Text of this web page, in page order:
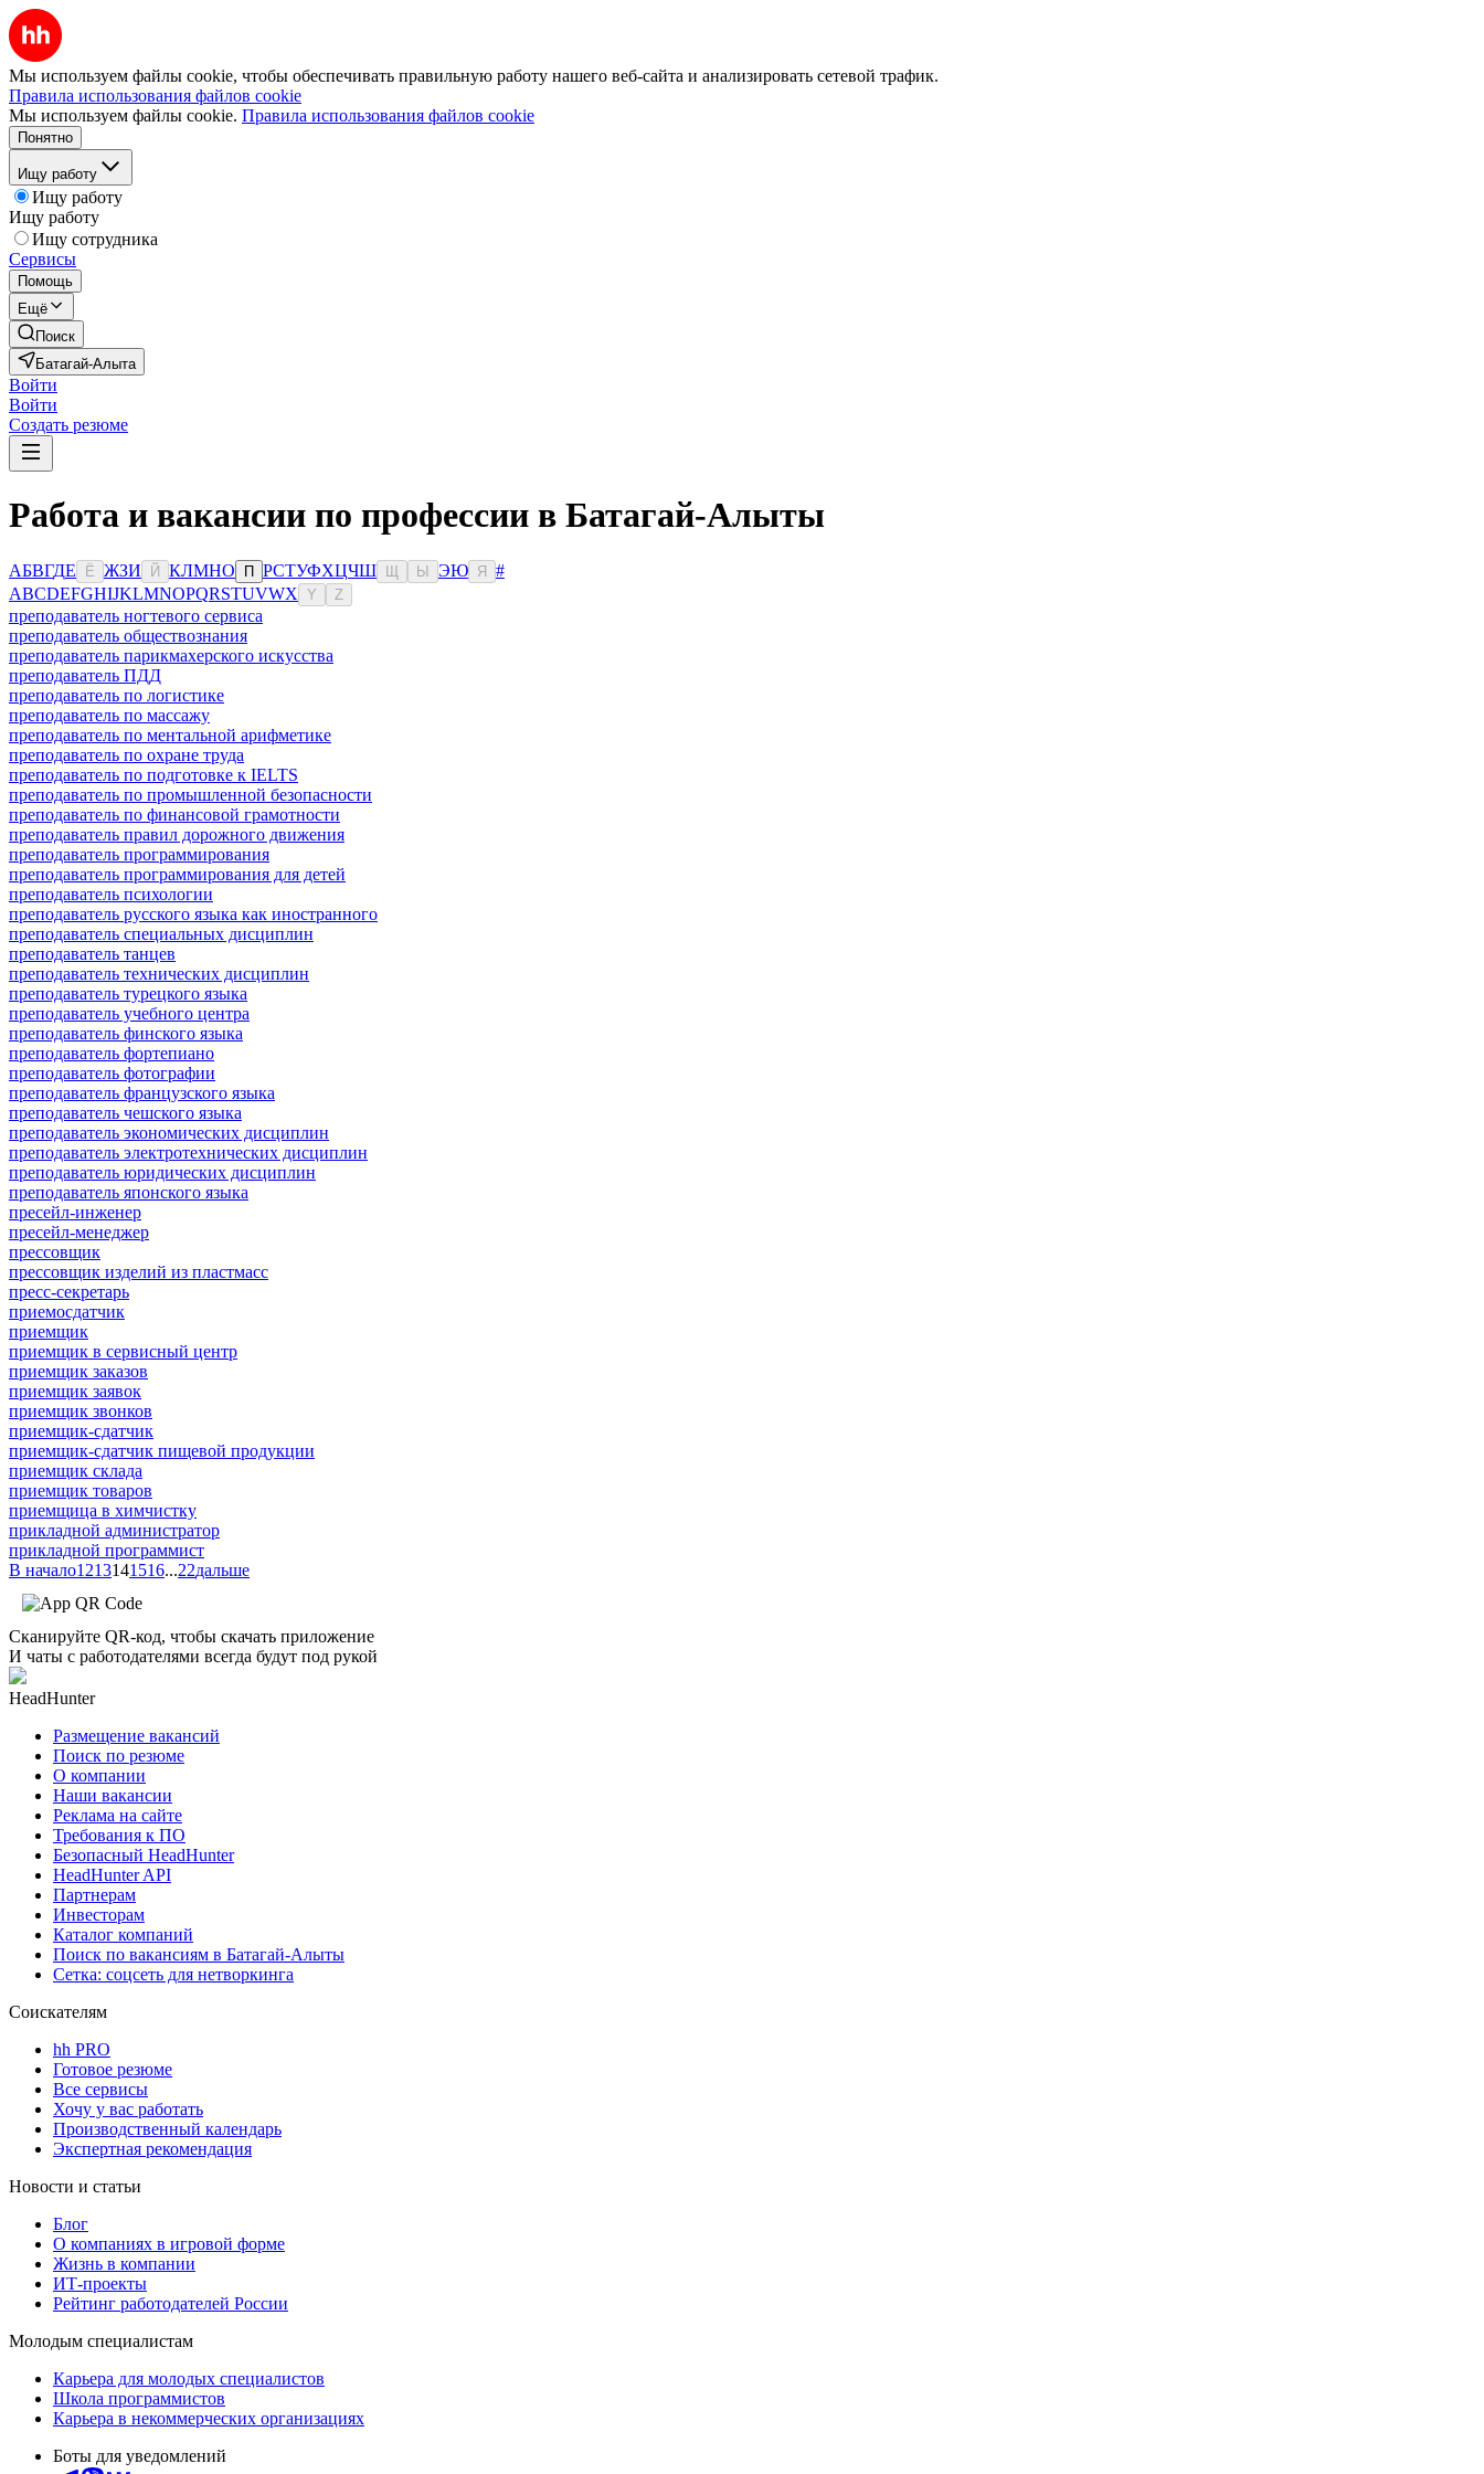
Мы используем файлы cookie, чтобы обеспечивать правильную работу нашего веб-сайта и анализировать сетевой трафик.
Правила использования файлов cookie
Мы используем файлы cookie. Правила использования файлов cookie
Понятно
Ищу работу
Ищу работу
Ищу работу
Ищу сотрудника
Сервисы
Помощь
Ещё
Поиск
Батагай-Алыта
Войти
Войти
Создать резюме
Работа и вакансии по профессии в Батагай-Алыты
АБВГДЕ Ё ЖЗИ Й КЛМНО П РСТУФХЦЧШ Ы ЭЮ Я
#
ABCDEFGHIJKLMNOPQRSTUVWX Y Z
преподаватель ногтевого сервиса
преподаватель обществознания
преподаватель парикмахерского искусства
преподаватель ПДД
преподаватель по логистике
преподаватель по массажу
преподаватель по ментальной арифметике
преподаватель по охране труда
преподаватель по подготовке к IELTS
преподаватель по промышленной безопасности
преподаватель по финансовой грамотности
преподаватель правил дорожного движения
преподаватель программирования
преподаватель программирования для детей
преподаватель психологии
преподаватель русского языка как иностранного
преподаватель специальных дисциплин
преподаватель танцев
преподаватель технических дисциплин
преподаватель турецкого языка
преподаватель учебного центра
преподаватель финского языка
преподаватель фортепиано
преподаватель фотографии
преподаватель французского языка
преподаватель чешского языка
преподаватель экономических дисциплин
преподаватель электротехнических дисциплин
преподаватель юридических дисциплин
преподаватель японского языка
пресейл-инженер
пресейл-менеджер
прессовщик
прессовщик изделий из пластмасс
пресс-секретарь
приемосдатчик
приемщик
приемщик в сервисный центр
приемщик заказов
приемщик заявок
приемщик звонков
приемщик-сдатчик
приемщик-сдатчик пищевой продукции
приемщик склада
приемщик товаров
приемщица в химчистку
прикладной администратор
прикладной программист
В начало1213141516...22дальше
Сканируйте QR-код, чтобы скачать приложение
И чаты с работодателями всегда будут под рукой
HeadHunter
Размещение вакансий
Поиск по резюме
О компании
Наши вакансии
Реклама на сайте
Требования к ПО
Безопасный HeadHunter
HeadHunter API
Партнерам
Инвесторам
Каталог компаний
Поиск по вакансиям в Батагай-Алыты
Сетка: соцсеть для нетворкинга
Соискателям
hh PRO
Готовое резюме
Все сервисы
Хочу у вас работать
Производственный календарь
Экспертная рекомендация
Новости и статьи
Блог
О компаниях в игровой форме
Жизнь в компании
ИТ-проекты
Рейтинг работодателей России
Молодым специалистам
Карьера для молодых специалистов
Школа программистов
Карьера в некоммерческих организациях
Боты для уведомлений